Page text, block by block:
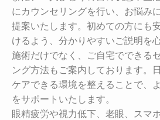
にカウンセリングを行い、お悩み
提案いたします。初めての方にも
けるよう、分かりやすいご説明を
施術だけでなく、ご自宅でできる
ング方法もご案内しております。
ケアできる環境を整えることで、
をサポートいたします。
眼精疲労や視力低下、老眼、スマ